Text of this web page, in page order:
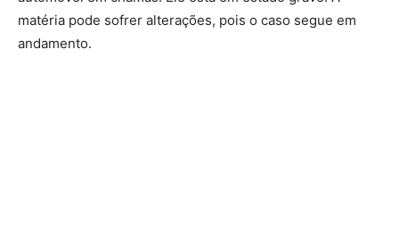
matéria pode sofrer alterações, pois o caso segue em
andamento.